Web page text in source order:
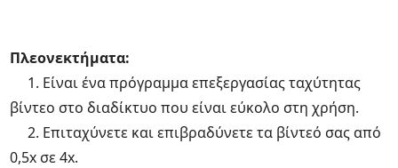
Πλεονεκτήματα:
1. Είναι ένα πρόγραμμα επεξεργασίας ταχύτητας
βίντεο στο διαδίκτυο που είναι εύκολο στη χρήση.
2. Επιταχύνετε και επιβραδύνετε τα βίντεό σας από
0,5x σε 4x.